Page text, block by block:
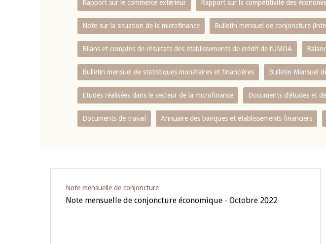
Rapport sur le commerce extérieur Rapport sur la compétitivité des
Note sur la situation de la microfinance Bulletin mensuel de conjoncture
Bilans et comptes de résultats des établissements de crédit de l‘UMOA
Bulletin mensuel de statistiques monétaires et financières Bulletin Mensuel
Etudes réalisées dans le secteur de la microfinance Documents d’études et
Documents de travail Annuaire des banques et établissements financiers
Note mensuelle de conjoncture
Note mensuelle de conjoncture économique - Octobre 2022